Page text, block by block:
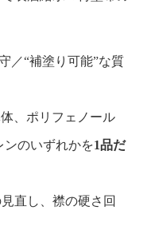
／“補塗り可能”な質
、ポリフェノール
ンのいずれかを1品だ
直し、襟の硬さ回